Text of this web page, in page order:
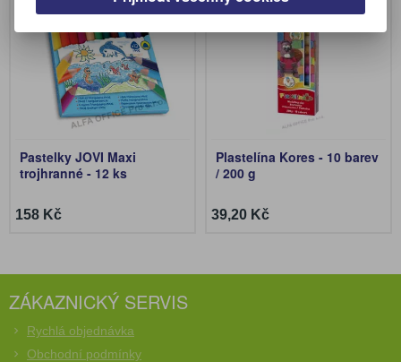
Pastelky JOVI Maxi
trojhranné - 12 ks
158 Kč
Plastelína Kores - 10 barev
/ 200 g
39,20 Kč
ZÁKAZNICKÝ SERVIS
Rychlá objednávka
Obchodní podmínky